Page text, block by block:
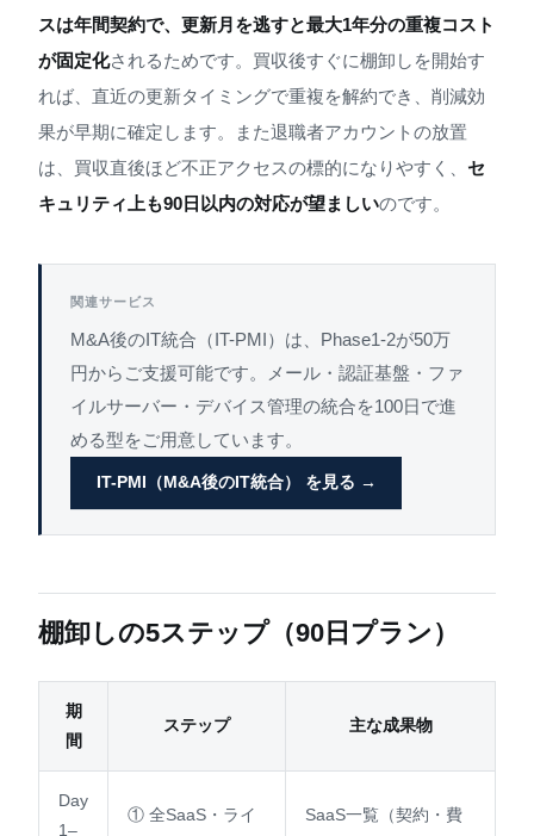
スは年間契約で、更新月を逃すと最大1年分の重複コスト
が固定化されるためです。買収後すぐに棚卸しを開始す
れば、直近の更新タイミングで重複を解約でき、削減効
果が早期に確定します。また退職者アカウントの放置
は、買収直後ほど不正アクセスの標的になりやすく、 セ
キュリティ上も90日以内の対応が望ましいのです。
関連サービス
M&A後のIT統合（IT-PMI）は、Phase1-2が50万
円からご支援可能です。メール・認証基盤・ファ
イルサーバー・デバイス管理の統合を100日で進
める型をご用意しています。
IT-PMI（M&A後のIT統合） を見る →
棚卸しの5ステップ（90日プラン）
期
間
ステップ 主な成果物
Day
1–
① 全SaaS・ライ
SaaS一覧（契約・費